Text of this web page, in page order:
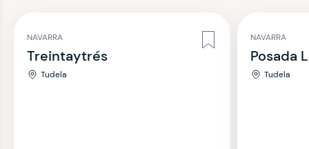
NAVARRA
Treintaytrés
Tudela
NAVARRA
Posada
Tudela